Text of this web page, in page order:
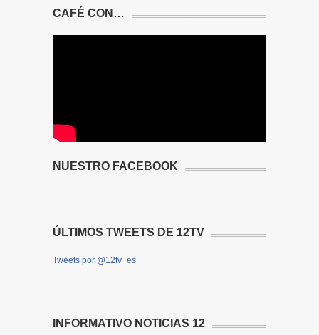
CAFÉ CON…
NUESTRO FACEBOOK
ÚLTIMOS TWEETS DE 12TV
Tweets por @12tv_es
INFORMATIVO NOTICIAS 12